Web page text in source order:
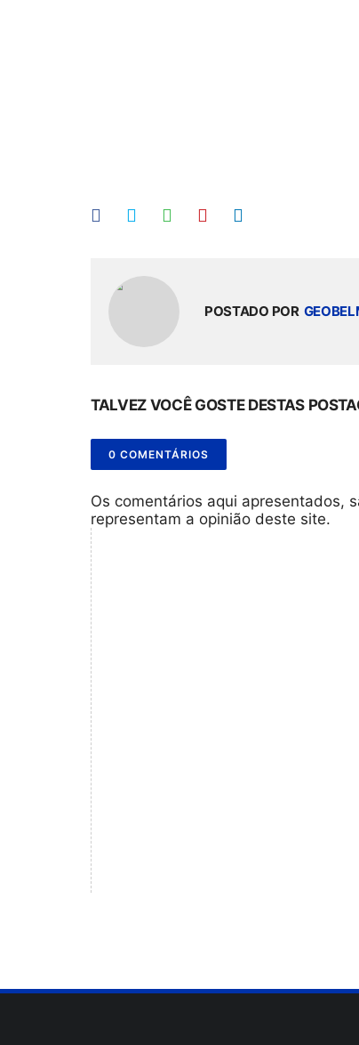
POSTADO POR
TALVEZ VOCÊ GOSTE DESTAS
0 COMENTÁRIOS
Os comentários aqui apresentados,
representam a opinião deste site.